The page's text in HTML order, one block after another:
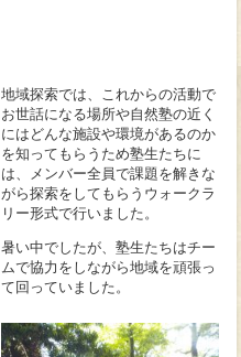
地域探索では、これからの活動で
お世話になる場所や自然塾の近く
にはどんな施設や環境があるのか
を知ってもらうため塾生たちに
は、メンバー全員で課題を解きな
がら探索をしてもらうウォークラ
リー形式で行いました。
暑い中でしたが、塾生たちはチー
ムで協力をしながら地域を頑張っ
て回っていました。